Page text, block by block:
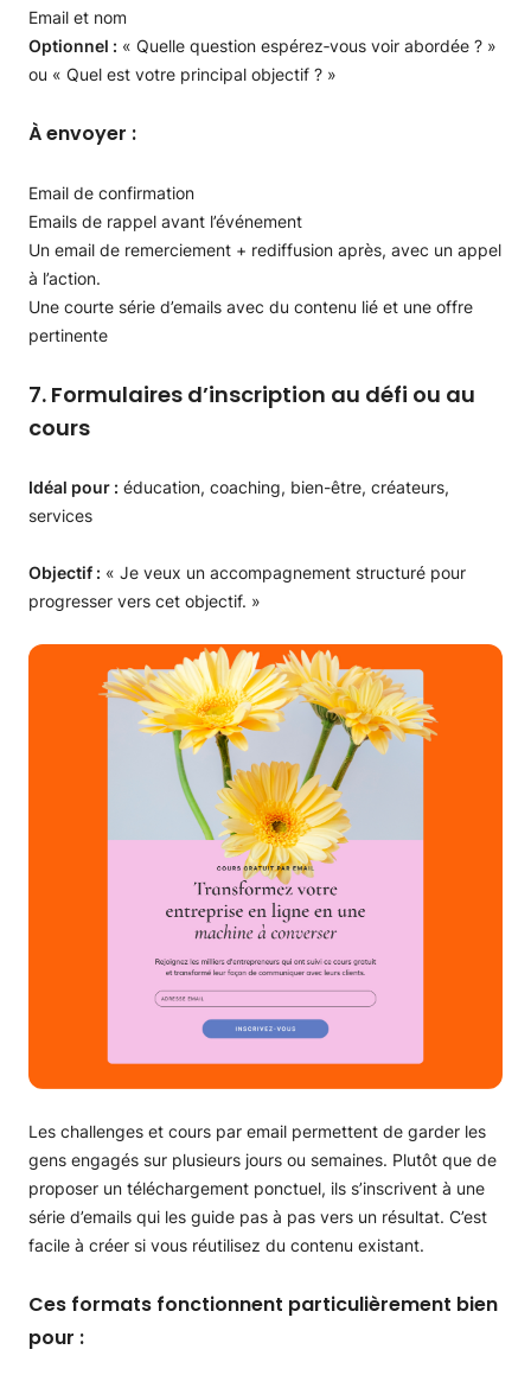
Email et nom
Optionnel : « Quelle question espérez‑vous voir abordée ? »
ou « Quel est votre principal objectif ? »
À envoyer :
Email de confirmation
Emails de rappel avant l’événement
Un email de remerciement + rediffusion après, avec un appel
à l’action.
Une courte série d’emails avec du contenu lié et une offre
pertinente
7. Formulaires d’inscription au défi ou au
cours
Idéal pour : éducation, coaching, bien-être, créateurs,
services
Objectif : « Je veux un accompagnement structuré pour
progresser vers cet objectif. »
Les challenges et cours par email permettent de garder les
gens engagés sur plusieurs jours ou semaines. Plutôt que de
proposer un téléchargement ponctuel, ils s’inscrivent à une
série d’emails qui les guide pas à pas vers un résultat. C’est
facile à créer si vous réutilisez du contenu existant.
Ces formats fonctionnent particulièrement bien
pour :